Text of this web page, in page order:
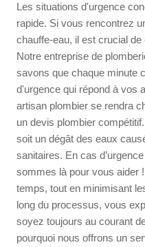
Les situations d'urgence
rapide. Si vous rencontrez
chauffe-eau, il est crucial
Notre entreprise de
savons que chaque minute
d'urgence qui répond à vos
artisan plombier se rendra
un devis plombier
soit un dégât des eaux
sanitaires. En cas
sommes là pour vous aider
temps, tout en minimisant
long du processus, vous
soyez toujours au courant
pourquoi nous offrons un